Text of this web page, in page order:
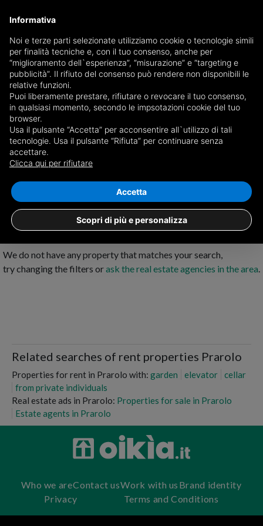
Receive a copy of the newspaper by mail
Choose newspaper
No results for
Prarolo
We do not have any property that matches your search,
try changing the filters orask the real estate agencies in the area.
Related searches of rent properties Prarolo
Properties for rent in Prarolo with: garden elevator
cellar
from private individuals
Real estate ads in Prarolo: Properties for sale in Prarolo
Estate agents in Prarolo
Who we areContact usWork with us Brand identity
Privacy
Terms and Conditions
Informativa
Noi e terze parti selezionate utilizziamo cookie o tecnologie simili
per finalità tecniche e, con il tuo consenso, anche per
“miglioramento dell`esperienza”, “misurazione” e “targeting e
pubblicità”. Il rifiuto del consenso può rendere non disponibili le
relative funzioni.
Puoi liberamente prestare, rifiutare o revocare il tuo consenso,
in qualsiasi momento, secondo le impsotazioni cookie del tuo
browser.
Usa il pulsante “Accetta” per acconsentire all`utilizzo di tali
tecnologie. Usa il pulsante “Rifiuta” per continuare senza
accettare.
Clicca qui per rifiutare
Scopri di più e personalizza
Accetta